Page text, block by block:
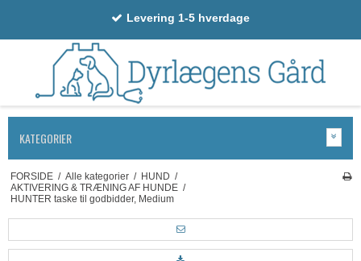
Levering 1-5 hverdage
KATEGORIER
FORSIDE / Alle kategorier / HUND /
AKTIVERING & TRÆNING AF HUNDE /
HUNTER taske til godbidder, Medium